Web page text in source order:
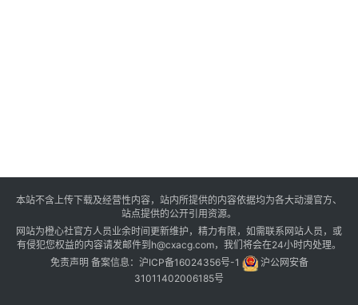
本站不含上传下载及经营性内容，站内所提供的内容依据均为各大动漫官方、
站点提供的公开引用资源。
网站为橙心社官方人员业余时间更新维护，精力有限，如需联系网站人员，或
有侵犯您权益的内容请发邮件到h@cxacg.com，我们将会在24小时内处理。
免责声明 备案信息： 沪ICP备16024356号-1
沪公网安备
31011402006185号